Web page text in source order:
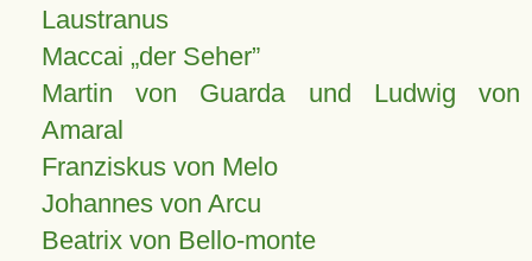
Laustranus
Maccai „der Seher”
Martin von Guarda und Ludwig von
Amaral
Franziskus von Melo
Johannes von Arcu
Beatrix von Bello-monte